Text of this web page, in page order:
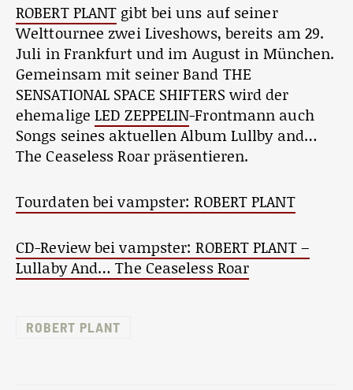
ROBERT PLANT gibt bei uns auf seiner
Welttournee zwei Liveshows, bereits am 29.
Juli in Frankfurt und im August in München.
Gemeinsam mit seiner Band THE
SENSATIONAL SPACE SHIFTERS wird der
ehemalige LED ZEPPELIN-Frontmann auch
Songs seines aktuellen Album Lullby and…
The Ceaseless Roar präsentieren.
Tourdaten bei vampster: ROBERT PLANT
CD-Review bei vampster: ROBERT PLANT –
Lullaby And… The Ceaseless Roar
ROBERT PLANT